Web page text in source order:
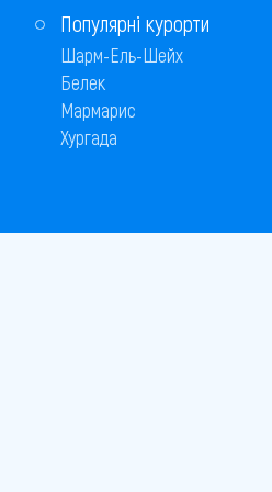
Популярні курорти
Шарм-Ель-Шейх
Белек
Мармарис
Хургада